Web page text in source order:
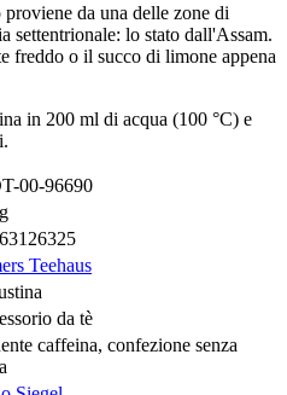
da una delle zone di
settentrionale: lo stato dall'Assam.
freddo o il succo di limone appena
in 200 ml di acqua (100 °C) e
00-96690
Teehaus
da tè
caffeina, confezione senza